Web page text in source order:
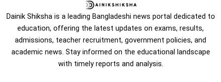
Dainik Shiksha is a leading Bangladeshi news portal dedicated to
education, offering the latest updates on exams, results,
admissions, teacher recruitment, government policies, and
academic news. Stay informed on the educational landscape
with timely reports and analysis.